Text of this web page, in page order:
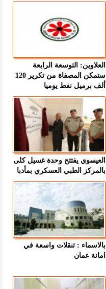
العلاوين: التوسعة الرابعة
ستمكن المصفاة من تكرير 120
ألف برميل نفط يوميا
العيسوي يفتتح وحدة غسيل كلى
بالمركز الطبي العسكري بمأدبا
بالاسماء : تنقلات واسعة في
امانة عمان